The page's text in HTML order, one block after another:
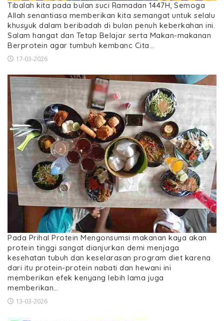
Tibalah kita pada bulan suci Ramadan 1447H, Semoga
Allah senantiasa memberikan kita semangat untuk selalu
khusyuk dalam beribadah di bulan penuh keberkahan ini.
Salam hangat dan Tetap Belajar serta Makan-makanan
Berprotein agar tumbuh kembanc Cita…
17-03-2026
Pada Prihal Protein Mengonsumsi makanan kaya akan
protein tinggi sangat dianjurkan demi menjaga
kesehatan tubuh dan keselarasan program diet karena
dari itu protein-protein nabati dan hewani ini
memberikan efek kenyang lebih lama juga
memberikan…
13-03-2026